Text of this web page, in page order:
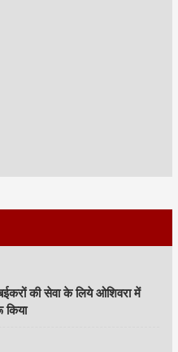
की सेवा के लिये ओशिवरा में
किया